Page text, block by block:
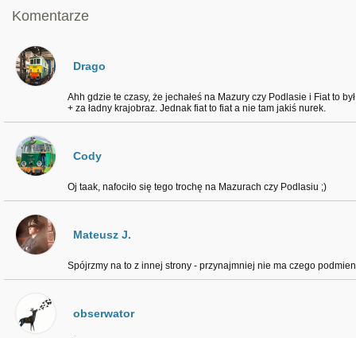
Komentarze
Drago
Ahh gdzie te czasy, że jechałeś na Mazury czy Podlasie i Fiat to
+ za ładny krajobraz. Jednak fiat to fiat a nie tam jakiś nurek.
Cody
Oj taak, nafociło się tego trochę na Mazurach czy Podlasiu ;)
Mateusz J.
Spójrzmy na to z innej strony - przynajmniej nie ma czego
obserwator